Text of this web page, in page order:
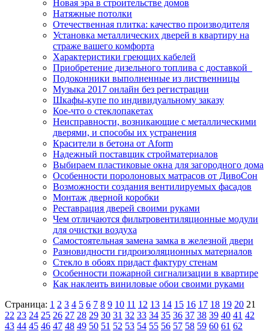
Новая эра в строительстве домов
Натяжные потолки
Отечественная плитка: качество производителя
Установка металлических дверей в квартиру на
страже вашего комфорта
Характеристики греющих кабелей
Приобретение дизельного топлива с доставкой
Подоконники выполненные из лиственницы
Музыка 2017 онлайн без регистрации
Шкафы-купе по индивидуальному заказу
Кое-что о стеклопакетах
Неисправности, возникающие с металлическими
дверями, и способы их устранения
Красители в бетона от Aform
Надежный поставщик стройматериалов
Выбираем пластиковые окна для загородного дома
Особенности поролоновых матрасов от ДивоСон
Возможности создания вентилируемых фасадов
Монтаж дверной коробки
Реставрация дверей своими руками
Чем отличаются фильтровентиляционные модули
для очистки воздуха
Самостоятельная замена замка в железной двери
Разновидности гидроизоляционных материалов
Стекло в обоях придаст фактуру стенам
Особенности пожарной сигнализации в квартире
Как наклеить виниловые обои своими руками
Страница: 1 2 3 4 5 6 7 8 9 10 11 12 13 14 15 16 17 18 19 20 21
22 23 24 25 26 27 28 29 30 31 32 33 34 35 36 37 38 39 40 41 42
43 44 45 46 47 48 49 50 51 52 53 54 55 56 57 58 59 60 61 62